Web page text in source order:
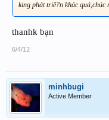
king phát triê?n khác quá,chúc
thanhk bạn
6/4/12
minhbugi
Active Member